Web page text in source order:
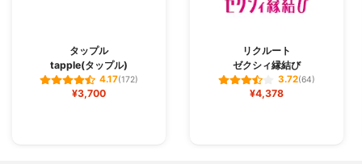
タップル
tapple(タップル)
4.17(172)
¥3,700
リクルート
ゼクシィ縁結び
3.72(64)
¥4,378